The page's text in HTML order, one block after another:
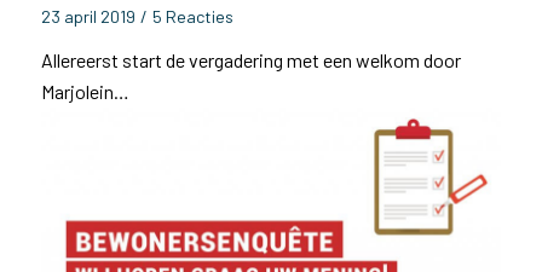
23 april 2019 / 5 Reacties
Allereerst start de vergadering met een welkom door
Marjolein…